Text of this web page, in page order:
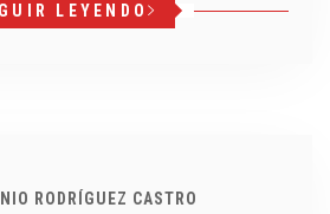
LEYENDO
RODRÍGUEZ CASTRO